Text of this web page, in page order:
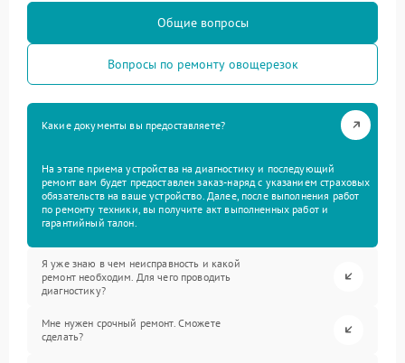
Общие вопросы
Вопросы по ремонту овощерезок
Какие документы вы предоставляете?
На этапе приема устройства на диагностику и последующий
ремонт вам будет предоставлен заказ-наряд с указанием страховых
обязательств на ваше устройство. Далее, после выполнения работ
по ремонту техники, вы получите акт выполненных работ и
гарантийный талон.
Я уже знаю в чем неисправность и какой
ремонт необходим. Для чего проводить
диагностику?
Мне нужен срочный ремонт. Сможете
сделать?